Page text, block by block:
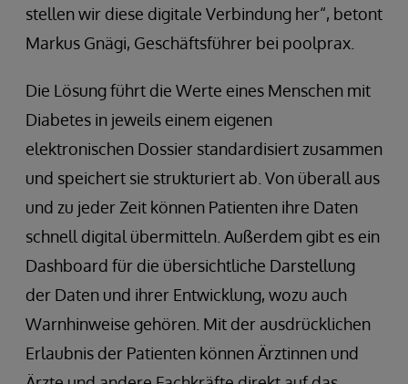
stellen wir diese digitale Verbindung her“, betont
Markus Gnägi, Geschäftsführer bei poolprax.
Die Lösung führt die Werte eines Menschen mit
Diabetes in jeweils einem eigenen
elektronischen Dossier standardisiert zusammen
und speichert sie strukturiert ab. Von überall aus
und zu jeder Zeit können Patienten ihre Daten
schnell digital übermitteln. Außerdem gibt es ein
Dashboard für die übersichtliche Darstellung
der Daten und ihrer Entwicklung, wozu auch
Warnhinweise gehören. Mit der ausdrücklichen
Erlaubnis der Patienten können Ärztinnen und